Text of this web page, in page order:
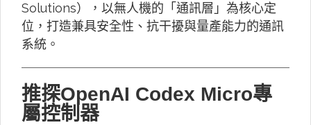
Solutions），以無人機的「通訊層」為核心定
位，打造兼具安全性、抗干擾與量產能力的通訊
系統。
推探OpenAI Codex Micro專
屬控制器